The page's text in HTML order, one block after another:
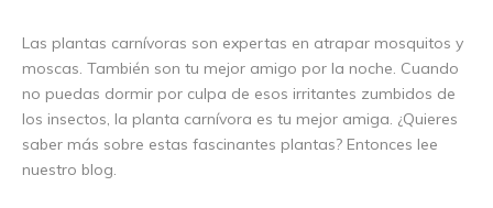
Las plantas carnívoras son expertas en atrapar mosquitos y
moscas. También son tu mejor amigo por la noche. Cuando
no puedas dormir por culpa de esos irritantes zumbidos de
los insectos, la planta carnívora es tu mejor amiga. ¿Quieres
saber más sobre estas fascinantes plantas? Entonces lee
nuestro blog.